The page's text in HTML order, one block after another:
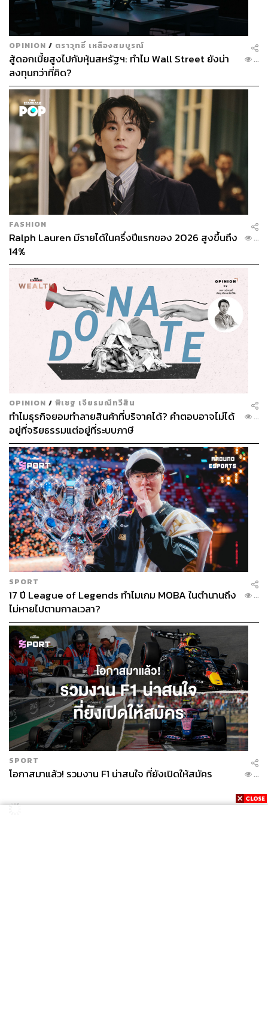
OPINION / ตราวุทธิ์ เหลืองสมบูรณ์
สู้ดอกเบี้ยสูงไปกับหุ้นสหรัฐฯ: ทำไม Wall Street ยังน่า
ลงทุนกว่าที่คิด?
...
FASHION
Ralph Lauren มีรายได้ในครึ่งปีแรกของ 2026 สูงขึ้นถึง
14%
...
OPINION / พิเชฐ เจียรมณีทวีสิน
ทำไมธุรกิจยอมทำลายสินค้าที่บริจาคได้? คำตอบอาจไม่ได้
อยู่ที่จริยธรรมแต่อยู่ที่ระบบภาษี
...
SPORT
17 ปี League of Legends ทำไมเกม MOBA ในตำนานถึง
ไม่หายไปตามกาลเวลา?
...
SPORT
โอกาสมาแล้ว! รวมงาน F1 น่าสนใจ ที่ยังเปิดให้สมัคร ...